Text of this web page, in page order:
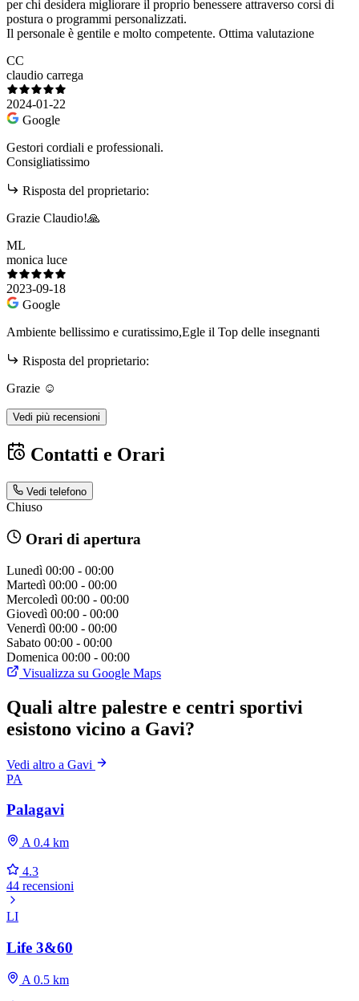
per chi desidera migliorare il proprio benessere attraverso corsi di
postura o programmi personalizzati.
Il personale è gentile e molto competente. Ottima valutazione
CC
claudio carrega
2024-01-22
Google
Gestori cordiali e professionali.
Consigliatissimo
Risposta del proprietario:
Grazie Claudio!🙏
ML
monica luce
2023-09-18
Google
Ambiente bellissimo e curatissimo,Egle il Top delle insegnanti
Risposta del proprietario:
Grazie ☺️
Vedi più recensioni
Contatti e Orari
Vedi telefono
Chiuso
Orari di apertura
Lunedì 00:00 - 00:00
Martedì 00:00 - 00:00
Mercoledì 00:00 - 00:00
Giovedì 00:00 - 00:00
Venerdì 00:00 - 00:00
Sabato 00:00 - 00:00
Domenica 00:00 - 00:00
Visualizza su Google Maps
Quali altre palestre e centri sportivi
esistono vicino a Gavi?
Vedi altro a Gavi
PA
Palagavi
A 0.4 km
4.3
44 recensioni
LI
Life 3&60
A 0.5 km